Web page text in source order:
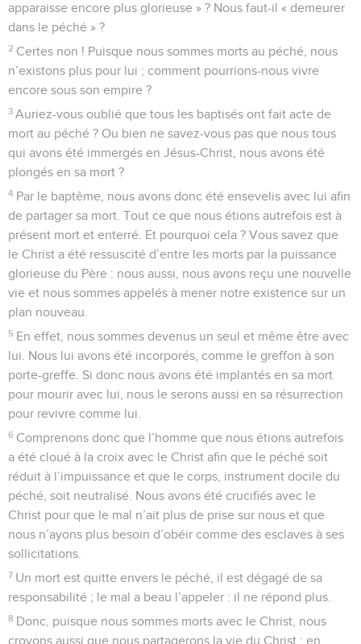
apparaisse encore plus glorieuse » ? Nous faut-il « demeurer
dans le péché » ?
2 Certes non ! Puisque nous sommes morts au péché, nous
n’existons plus pour lui ; comment pourrions-nous vivre
encore sous son empire ?
3 Auriez-vous oublié que tous les baptisés ont fait acte de
mort au péché ? Ou bien ne savez-vous pas que nous tous
qui avons été immergés en Jésus-Christ, nous avons été
plongés en sa mort ?
4 Par le baptême, nous avons donc été ensevelis avec lui afin
de partager sa mort. Tout ce que nous étions autrefois est à
présent mort et enterré. Et pourquoi cela ? Vous savez que
le Christ a été ressuscité d’entre les morts par la puissance
glorieuse du Père : nous aussi, nous avons reçu une nouvelle
vie et nous sommes appelés à mener notre existence sur un
plan nouveau.
5 En effet, nous sommes devenus un seul et même être avec
lui. Nous lui avons été incorporés, comme le greffon à son
porte-greffe. Si donc nous avons été implantés en sa mort
pour mourir avec lui, nous le serons aussi en sa résurrection
pour revivre comme lui.
6 Comprenons donc que l’homme que nous étions autrefois
a été cloué à la croix avec le Christ afin que le péché soit
réduit à l’impuissance et que le corps, instrument docile du
péché, soit neutralisé. Nous avons été crucifiés avec le
Christ pour que le mal n’ait plus de prise sur nous et que
nous n’ayons plus besoin d’obéir comme des esclaves à ses
sollicitations.
7 Un mort est quitte envers le péché, il est dégagé de sa
responsabilité ; le mal a beau l’appeler : il ne répond plus.
8 Donc, puisque nous sommes morts avec le Christ, nous
croyons aussi que nous partagerons la vie du Christ : en